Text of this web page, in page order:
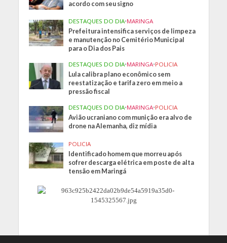
acordo com seu signo
DESTAQUES DO DIA•MARINGA
Prefeitura intensifica serviços de limpeza
e manutenção no Cemitério Municipal
para o Dia dos Pais
DESTAQUES DO DIA•MARINGA•POLICIA
Lula calibra plano econômico sem
reestatização e tarifa zero em meio a
pressão fiscal
DESTAQUES DO DIA•MARINGA•POLICIA
Avião ucraniano com munição era alvo de
drone na Alemanha, diz mídia
POLICIA
Identificado homem que morreu após
sofrer descarga elétrica em poste de alta
tensão em Maringá